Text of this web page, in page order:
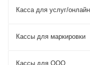
Касса для услуг/
Кассы для маркировки
Кассы для ООО